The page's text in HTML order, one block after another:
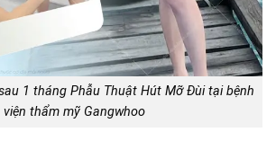
1 tháng Phẫu Thuật Hút Mỡ Đùi tại bệnh
viện thẩm mỹ Gangwhoo